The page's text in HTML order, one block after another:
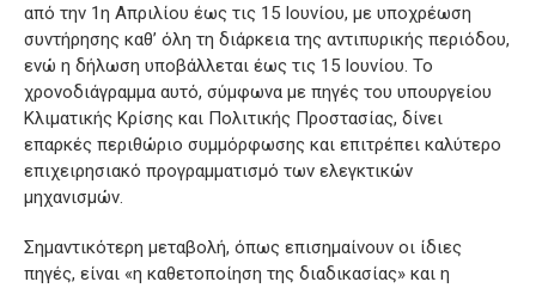
από την 1η Απριλίου έως τις 15 Ιουνίου, με υποχρέωση
συντήρησης καθ’ όλη τη διάρκεια της αντιπυρικής περιόδου,
ενώ η δήλωση υποβάλλεται έως τις 15 Ιουνίου. Το
χρονοδιάγραμμα αυτό, σύμφωνα με πηγές του υπουργείου
Κλιματικής Κρίσης και Πολιτικής Προστασίας, δίνει
επαρκές περιθώριο συμμόρφωσης και επιτρέπει καλύτερο
επιχειρησιακό προγραμματισμό των ελεγκτικών
μηχανισμών.
Σημαντικότερη μεταβολή, όπως επισημαίνουν οι ίδιες
πηγές, είναι «η καθετοποίηση της διαδικασίας» και η